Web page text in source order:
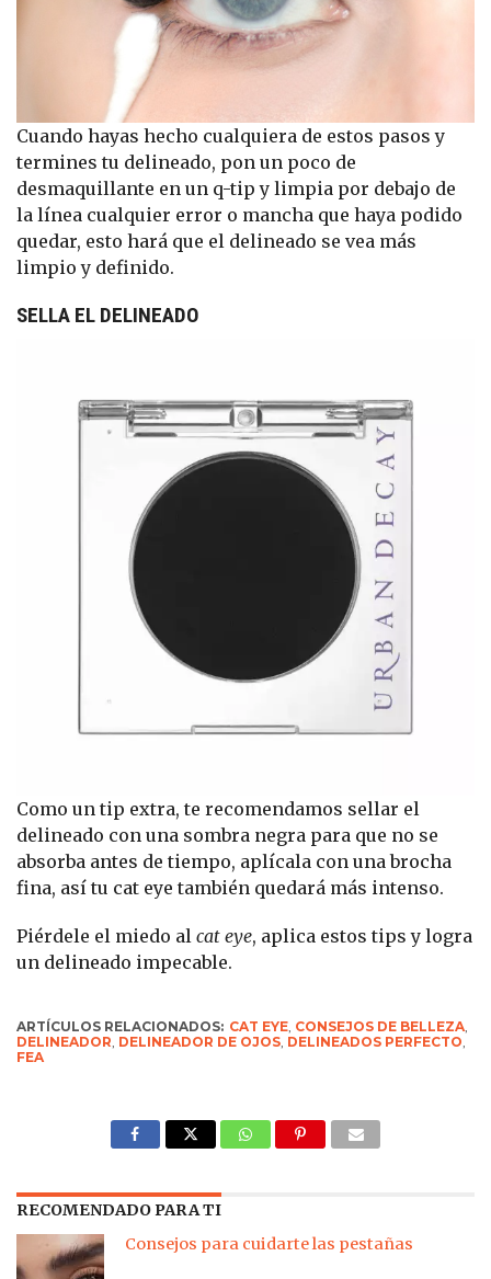
Cuando hayas hecho cualquiera de estos pasos y
termines tu delineado, pon un poco de
desmaquillante en un q-tip y limpia por debajo de
la línea cualquier error o mancha que haya podido
quedar, esto hará que el delineado se vea más
limpio y definido.
SELLA EL DELINEADO
Como un tip extra, te recomendamos sellar el
delineado con una sombra negra para que no se
absorba antes de tiempo, aplícala con una brocha
fina, así tu cat eye también quedará más intenso.
Piérdele el miedo alcat eye, aplica estos tips y logra
un delineado impecable.
ARTÍCULOS RELACIONADOS: CAT EYE CONSEJOS DE BELLEZA
DELINEADOR DELINEADOR DE OJOS DELINEADOS PERFECTO
FEA
RECOMENDADO PARA TI
Consejos para cuidarte las pestañas